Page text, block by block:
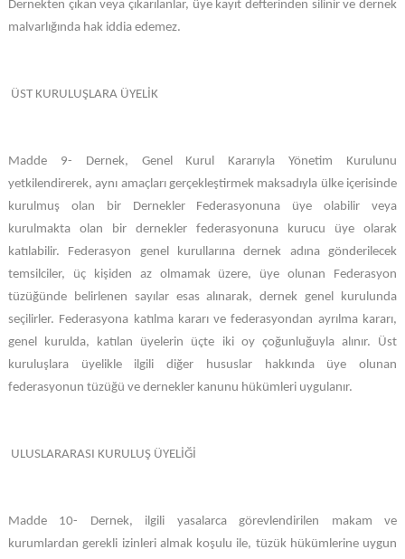
Dernekten çıkan veya çıkarılanlar, üye kayıt defterinden silinir ve dernek
malvarlığında hak iddia edemez.
ÜST KURULUŞLARA ÜYELİK
Madde 9- Dernek, Genel Kurul Kararıyla Yönetim Kurulunu
yetkilendirerek, aynı amaçları gerçekleştirmek maksadıyla ülke içerisinde
kurulmuş olan bir Dernekler Federasyonuna üye olabilir veya
kurulmakta olan bir dernekler federasyonuna kurucu üye olarak
katılabilir. Federasyon genel kurullarına dernek adına gönderilecek
temsilciler, üç kişiden az olmamak üzere, üye olunan Federasyon
tüzüğünde belirlenen sayılar esas alınarak, dernek genel kurulunda
seçilirler. Federasyona katılma kararı ve federasyondan ayrılma kararı,
genel kurulda, katılan üyelerin üçte iki oy çoğunluğuyla alınır. Üst
kuruluşlara üyelikle ilgili diğer hususlar hakkında üye olunan
federasyonun tüzüğü ve dernekler kanunu hükümleri uygulanır.
ULUSLARARASI KURULUŞ ÜYELİĞİ
Madde 10- Dernek, ilgili yasalarca görevlendirilen makam ve
kurumlardan gerekli izinleri almak koşulu ile, tüzük hükümlerine uygun